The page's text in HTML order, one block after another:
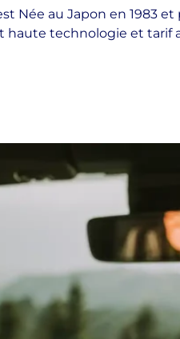
Née au Japon en 1983
technologie et tarif